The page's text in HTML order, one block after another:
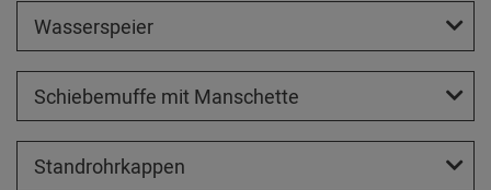
Wasserspeier
Schiebemuffe mit Manschette
Standrohrkappen